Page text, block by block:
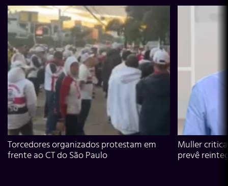
Torcedores organizados protestam em
frente ao CT do São Paulo
Muller
prevê